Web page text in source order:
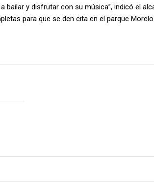
bailar y disfrutar con su música”, indicó el
para que se den cita en el parque